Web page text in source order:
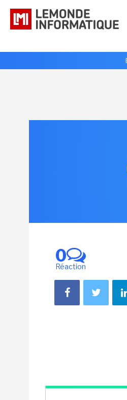
0
Réaction